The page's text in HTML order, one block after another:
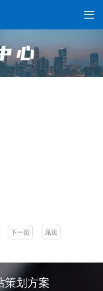

题
下一页 尾页
策划方案